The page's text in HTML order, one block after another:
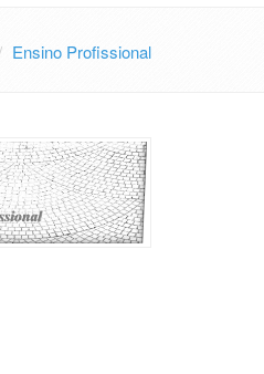
Ensino Profissional